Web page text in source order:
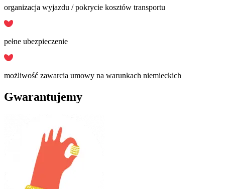
organizacja wyjazdu / pokrycie kosztów transportu
pełne ubezpieczenie
możliwość zawarcia umowy na warunkach niemieckich
Gwarantujemy